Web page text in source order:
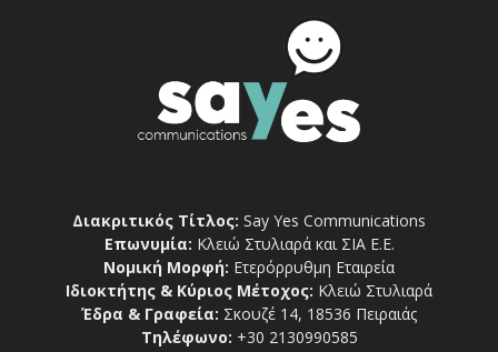
Διακριτικός Τίτλος: Say Yes Communications
Επωνυμία: Κλειώ Στυλιαρά και ΣΙΑ Ε.Ε.
Νομική Μορφή: Ετερόρρυθμη Εταιρεία
Ιδιοκτήτης & Κύριος Μέτοχος: Κλειώ Στυλιαρά
Έδρα & Γραφεία: Σκουζέ 14, 18536 Πειραιάς
Τηλέφωνο: +30 2130990585